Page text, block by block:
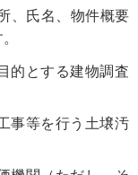
、氏名、物件概要
的とする建物調査
事等を行う土壌汚